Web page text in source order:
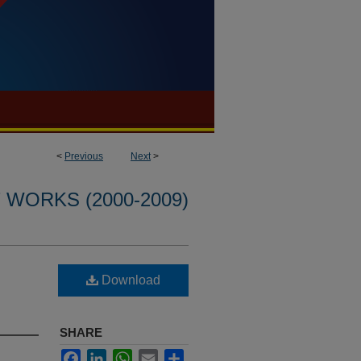
< Previous Next>
WORKS (2000-2009)
Download
SHARE
FacebookLinkedInWhatsApp
Email